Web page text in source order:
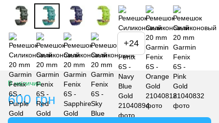
+24
В наличии
600 грн